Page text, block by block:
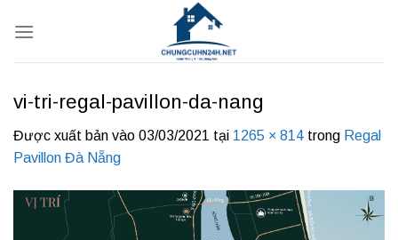
qua
vi-tri-regal-pavillon-da-nang
Được xuất bản vào 03/03/2021 tại 1265 × 814 trong Regal
Pavillon Đà Nẵng